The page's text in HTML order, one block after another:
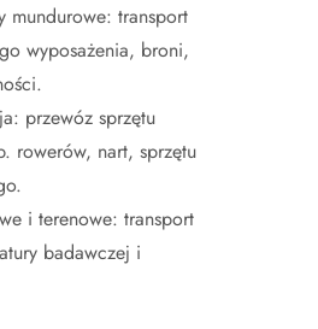
mundurowe: transport
wyposażenia, broni,
przewóz sprzętu
rowerów, nart, sprzętu
i terenowe: transport
badawczej i